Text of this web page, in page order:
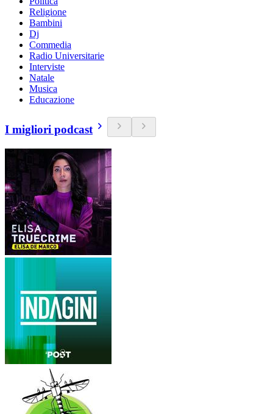
Religione
Bambini
Dj
Commedia
Radio Universitarie
Interviste
Natale
Musica
Educazione
I migliori podcast